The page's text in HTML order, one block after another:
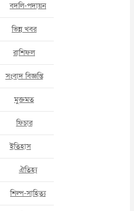
বদলি-পদায়ন
ভিন্ন খবর
রাশিফল
সংবাদ বিজ্ঞপ্তি
মুক্তমত
ফিচার
ইতিহাস
ঐতিহ্য
শিল্প-সাহিত্য